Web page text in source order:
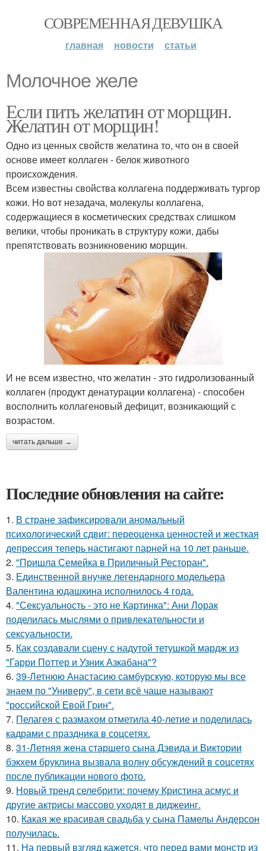
СОВРЕМЕННАЯ ДЕВУШКА
главная новости статьи
Молочное желе
Если пить желатин от морщин.
Желатин от морщин!
Одно из ценных свойств желатина то, что он в своей
основе имеет коллаген - белок животного
происхождения.
Всем известны свойства коллагена поддерживать тургор
кожи. Но вот незадача, молекулы коллагена,
содержащиеся в косметических средствах слишком
велики, чтобы проникать в структуру кожи, дабы
препятствовать возникновению морщин.
И не всем известно, что желатин - это гидролизованный
коллаген (продукт денатурации коллагена) - способен
восполнить коллагеновый дефицит, возникающий с
возрастом.
читать дальше →
Последние обновления на сайте:
1. В стране зафиксировали аномальный
психологический сдвиг: переоценка ценностей и жесткая
депрессия теперь настигают парней на 10 лет раньше.
2. "Пришла Семейка в Приличный Ресторан".
3. Единственной внучке легендарного модельера
Валентина юдашкина исполнилось 4 года.
4. "Сексуальность - это не Картинка": Ани Лорак
поделилась мыслями о привлекательности и
сексуальности.
5. Как создавали сцену с надутой тетушкой мардж из
"Гарри Поттер и Узник Азкабана"?
6. 39-Летнюю Анастасию самбурскую, которую мы все
знаем по "Универу", в сети всё чаще называют
"российской Евой Грин".
7. Пелагея с размахом отметила 40-летие и поделилась
кадрами с праздника в соцсетях.
8. 31-Летняя жена старшего сына Дэвида и Виктории
бэкхем бруклина вызвала волну обсуждений в соцсетях
после публикации нового фото.
9. Новый тренд селебрити: почему Кристина асмус и
другие актрисы массово уходят в диджеинг.
10. Какая же красивая свадьба у сына Памелы Андерсон
получилась.
11. На первый взгляд кажется, что перед вами монстр из